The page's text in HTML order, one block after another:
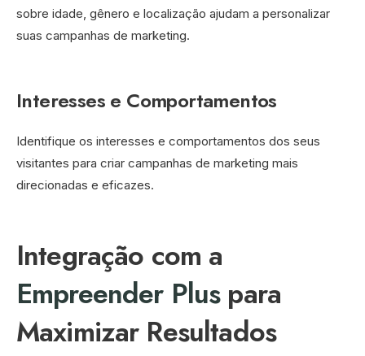
sobre idade, gênero e localização ajudam a personalizar
suas campanhas de marketing.
Interesses e Comportamentos
Identifique os interesses e comportamentos dos seus
visitantes para criar campanhas de marketing mais
direcionadas e eficazes.
Integração com a
Empreender Pluspara
Maximizar Resultados